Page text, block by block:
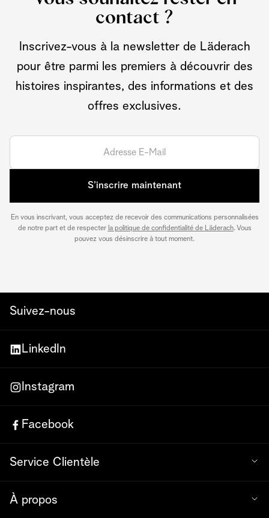
contact ?
Inscrivez-vous à la newsletter de Läderach
pour être parmi les premiers à découvrir des
histoires inspirantes, des informations et des
offres exclusives.
S’inscrire maintenant
En vous inscrivant, vous acceptez de recevoir des communications personnalisées
de notre part et de respecter la politique de confidentialité de Läderach. Vous
pouvez vous désinscrire à tout moment.
Suivez-nous
LinkedIn
Instagram
Facebook
Service Clientèle
À propos